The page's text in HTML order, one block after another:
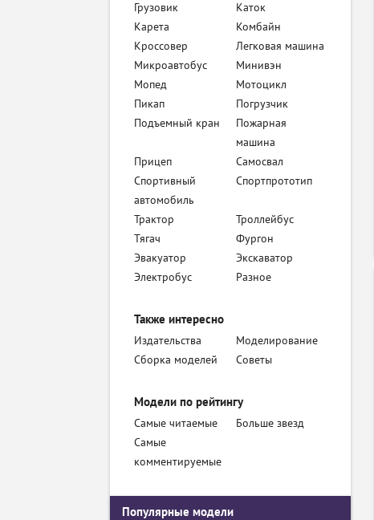
Грузовик
Каток
Карета
Комбайн
Кроссовер
Легковая машина
Микроавтобус
Минивэн
Мопед
Мотоцикл
Пикап
Погрузчик
Подъемный кран
Пожарная
машина
Прицеп
Самосвал
Спортивный
автомобиль
Спортпрототип
Трактор
Троллейбус
Тягач
Фургон
Эвакуатор
Экскаватор
Электробус
Разное
Также интересно
Издательства
Моделирование
Сборка моделей
Советы
Модели по рейтингу
Самые читаемые
Больше звезд
Самые
комментируемые
Популярные модели